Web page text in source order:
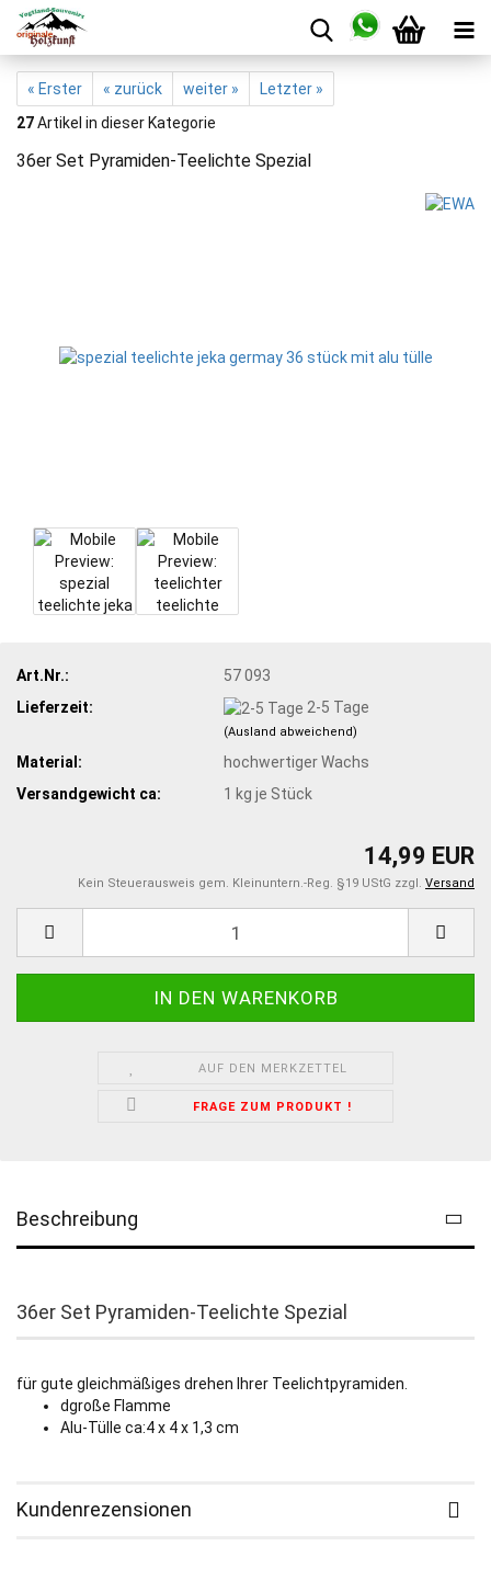
« Erster « zurück weiter »
Letzter »
27Artikel in dieser Kategorie
36er Set Pyramiden-Teelichte Spezial
Art.Nr.:
57 093
Lieferzeit:
2-5 Tage
(Ausland abweichend)
Material:
hochwertiger Wachs
Versandgewicht ca:
1 kg je Stück
14,99 EUR
Kein Steuerausweis gem. Kleinuntern.-Reg. §19 UStG zzgl. Versand
AUF DEN MERKZETTEL
FRAGE ZUM PRODUKT !
Beschreibung
36er Set Pyramiden-Teelichte Spezial
für gute gleichmäßiges drehen Ihrer Teelichtpyramiden.
dgroße Flamme
Alu-Tülle ca:4 x 4 x 1,3 cm
Kundenrezensionen